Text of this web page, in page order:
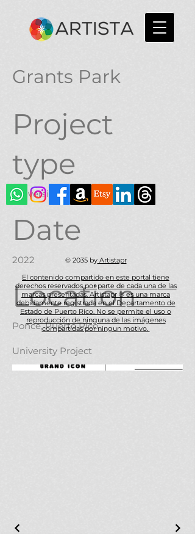
Grants Park
Project
type
University Project
Date
2022
Location
Ponce, Puerto Rico
University Project
© 2035 byArtistapr
El contenido compartido en este portal tiene
derechos reservados por parte de cada una de las
marcas presentadas. Artistapr ® es una marca
debidamente registrada en el Departamento de
Estado de Puerto Rico. No se permite el uso o
reproducción de ninguna de las imágenes
compartidas por ningun motivo.